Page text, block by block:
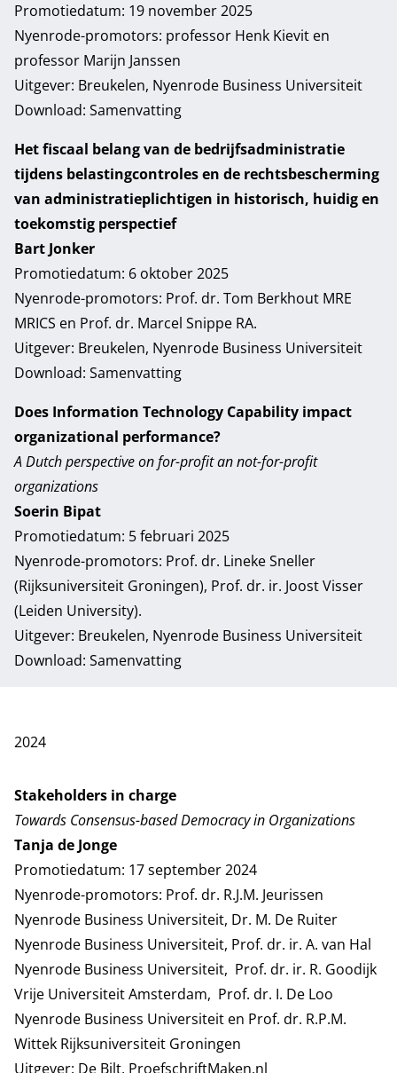
Promotiedatum: 19 november 2025
Nyenrode-promotors: professor Henk Kievit en
professor Marijn Janssen
Uitgever: Breukelen, Nyenrode Business Universiteit
Download: Samenvatting
Het fiscaal belang van de bedrijfsadministratie
tijdens belastingcontroles en de rechtsbescherming
van administratieplichtigen in historisch, huidig en
toekomstig perspectief
Bart Jonker
Promotiedatum: 6 oktober 2025
Nyenrode-promotors: Prof. dr. Tom Berkhout MRE
MRICS en Prof. dr. Marcel Snippe RA.
Uitgever: Breukelen, Nyenrode Business Universiteit
Download: Samenvatting
Does Information Technology Capability impact
organizational performance?
A Dutch perspective on for-profit an not-for-profit
organizations
Soerin Bipat
Promotiedatum: 5 februari 2025
Nyenrode-promotors: Prof. dr. Lineke Sneller
(Rijksuniversiteit Groningen), Prof. dr. ir. Joost Visser
(Leiden University).
Uitgever: Breukelen, Nyenrode Business Universiteit
Download: Samenvatting
2024
Stakeholders in charge
Towards Consensus-based Democracy in Organizations
Tanja de Jonge
Promotiedatum: 17 september 2024
Nyenrode-promotors: Prof. dr. R.J.M. Jeurissen
Nyenrode Business Universiteit, Dr. M. De Ruiter
Nyenrode Business Universiteit, Prof. dr. ir. A. van Hal
Nyenrode Business Universiteit, Prof. dr. ir. R. Goodijk
Vrije Universiteit Amsterdam, Prof. dr. I. De Loo
Nyenrode Business Universiteit en Prof. dr. R.P.M.
Wittek Rijksuniversiteit Groningen
Uitgever: De Bilt, ProefschriftMaken.nl